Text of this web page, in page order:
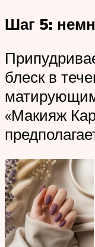
Шаг 5:
блеск в
«Макияж